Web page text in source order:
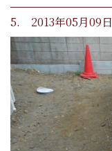
5. 2013年05月09日